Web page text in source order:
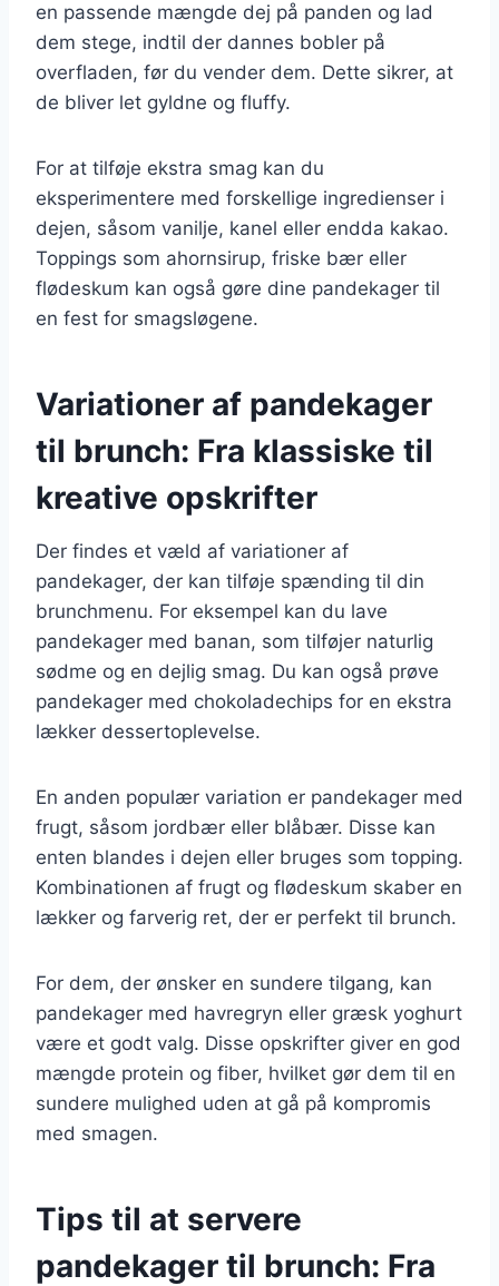
en passende mængde dej på panden og lad
dem stege, indtil der dannes bobler på
overfladen, før du vender dem. Dette sikrer, at
de bliver let gyldne og fluffy.
For at tilføje ekstra smag kan du
eksperimentere med forskellige ingredienser i
dejen, såsom vanilje, kanel eller endda kakao.
Toppings som ahornsirup, friske bær eller
flødeskum kan også gøre dine pandekager til
en fest for smagsløgene.
Variationer af pandekager
til brunch: Fra klassiske til
kreative opskrifter
Der findes et væld af variationer af
pandekager, der kan tilføje spænding til din
brunchmenu. For eksempel kan du lave
pandekager med banan, som tilføjer naturlig
sødme og en dejlig smag. Du kan også prøve
pandekager med chokoladechips for en ekstra
lækker dessertoplevelse.
En anden populær variation er pandekager med
frugt, såsom jordbær eller blåbær. Disse kan
enten blandes i dejen eller bruges som topping.
Kombinationen af frugt og flødeskum skaber en
lækker og farverig ret, der er perfekt til brunch.
For dem, der ønsker en sundere tilgang, kan
pandekager med havregryn eller græsk yoghurt
være et godt valg. Disse opskrifter giver en god
mængde protein og fiber, hvilket gør dem til en
sundere mulighed uden at gå på kompromis
med smagen.
Tips til at servere
pandekager til brunch: Fra